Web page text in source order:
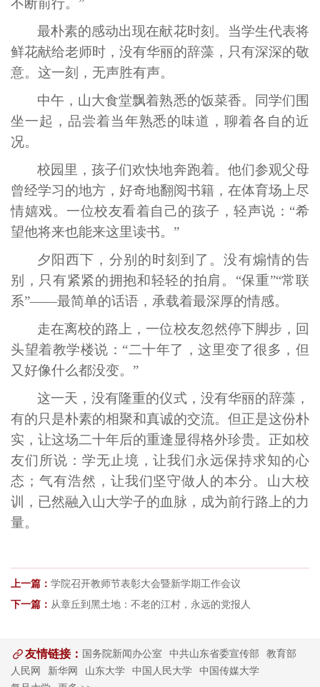
不断前行。”
最朴素的感动出现在献花时刻。当学生代表将
鲜花献给老师时，没有华丽的辞藻，只有深深的敬
意。这一刻，无声胜有声。
中午，山大食堂飘着熟悉的饭菜香。同学们围
坐一起，品尝着当年熟悉的味道，聊着各自的近
况。
校园里，孩子们欢快地奔跑着。他们参观父母
曾经学习的地方，好奇地翻阅书籍，在体育场上尽
情嬉戏。一位校友看着自己的孩子，轻声说：“希
望他将来也能来这里读书。”
夕阳西下，分别的时刻到了。没有煽情的告
别，只有紧紧的拥抱和轻轻的拍肩。“保重”“常联
系”——最简单的话语，承载着最深厚的情感。
走在离校的路上，一位校友忽然停下脚步，回
头望着教学楼说：“二十年了，这里变了很多，但
又好像什么都没变。”
这一天，没有隆重的仪式，没有华丽的辞藻，
有的只是朴素的相聚和真诚的交流。但正是这份朴
实，让这场二十年后的重逢显得格外珍贵。正如校
友们所说：学无止境，让我们永远保持求知的心
态；气有浩然，让我们坚守做人的本分。山大校
训，已然融入山大学子的血脉，成为前行路上的力
量。
上一篇： 学院召开教师节表彰大会暨新学期工作会议
下一篇： 从章丘到黑土地：不老的江村，永远的党报人
友情链接： 国务院新闻办公室 中共山东省委宣传部
教育部
人民网
新华网 山东大学 中国人民大学
中国传媒大学